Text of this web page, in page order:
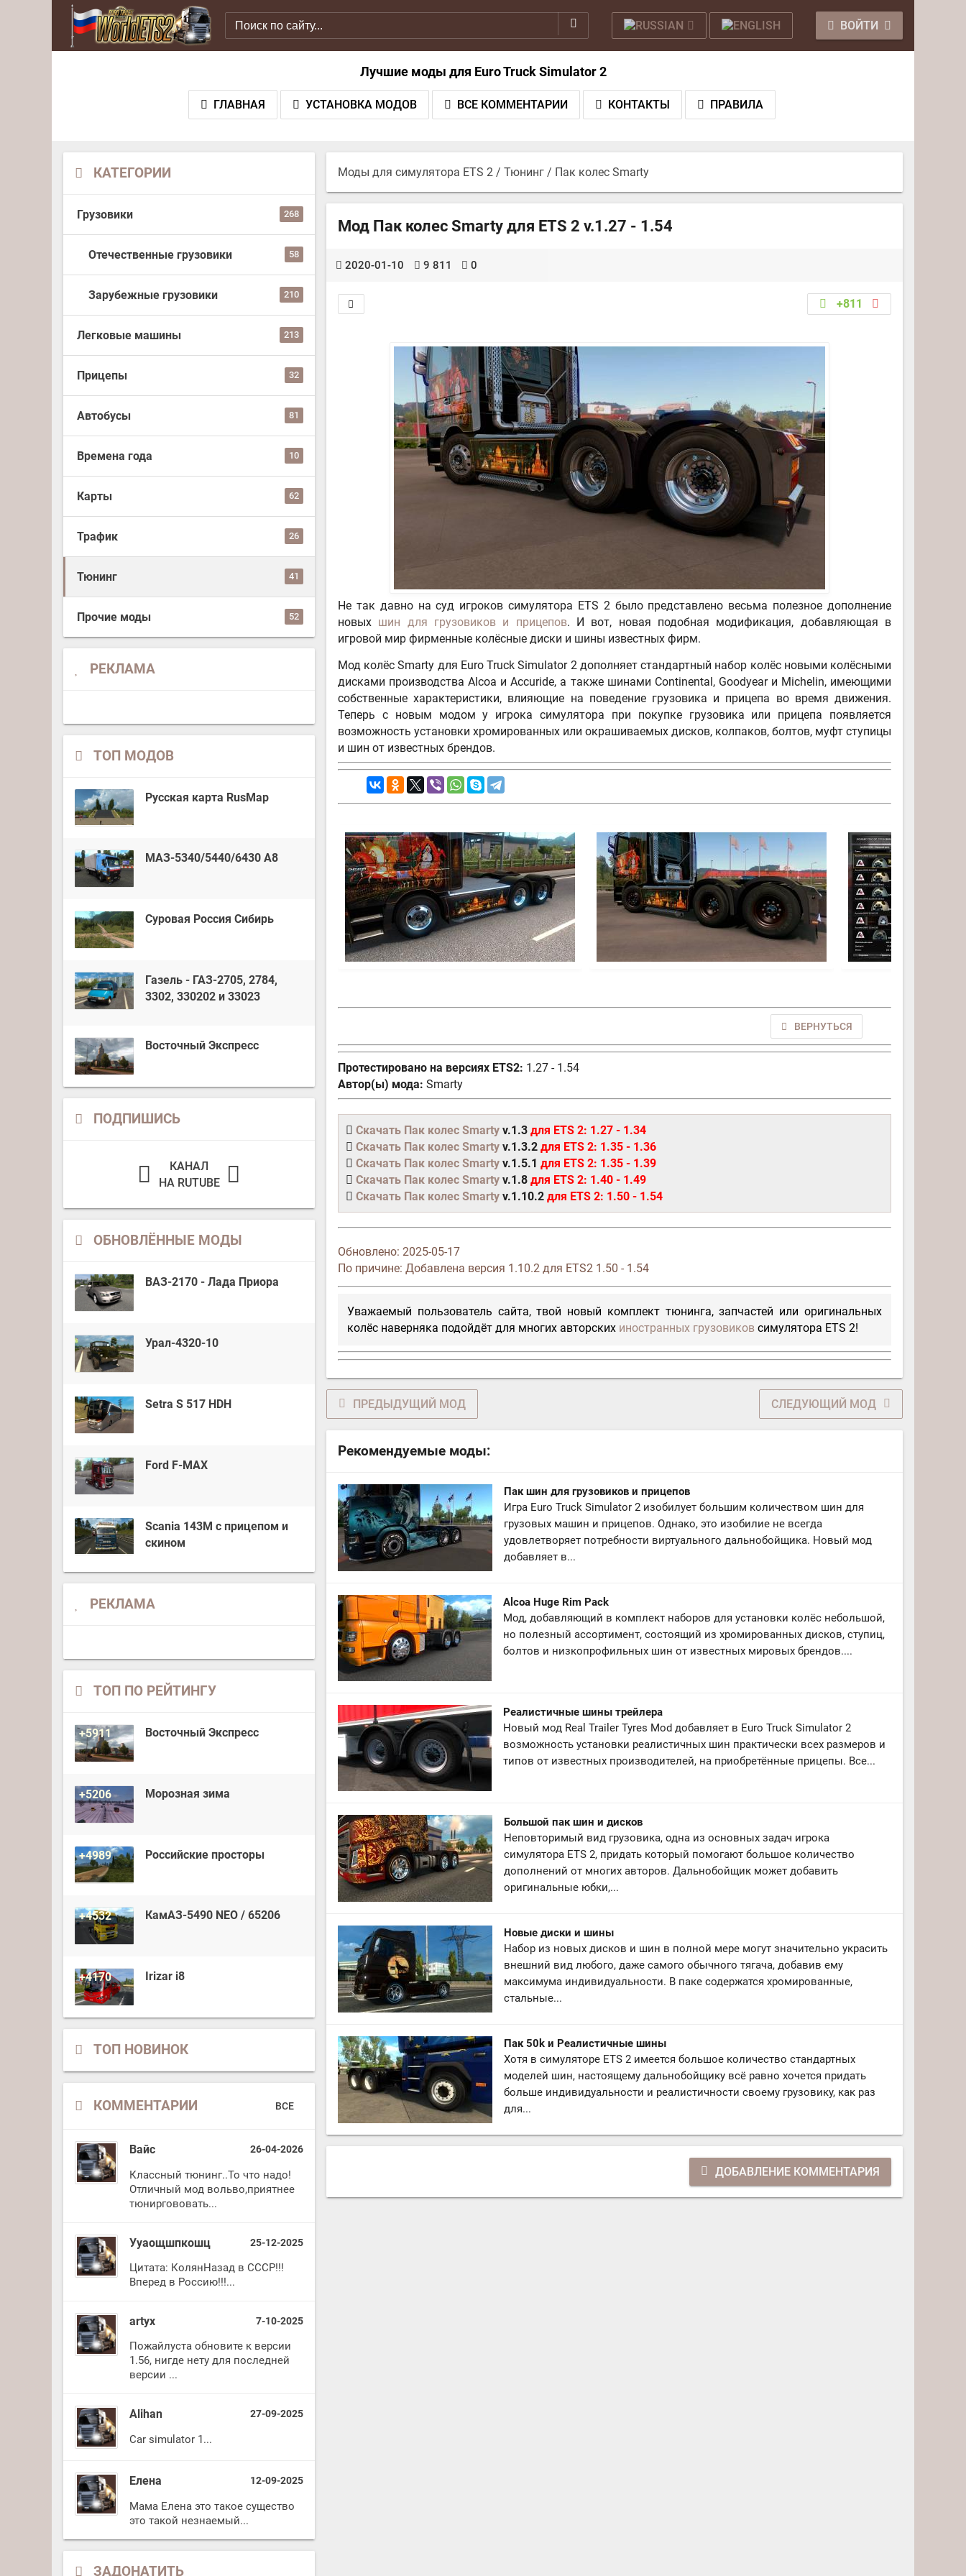
ВОЙТИ
Лучшие моды для Euro Truck Simulator 2
ГЛАВНАЯ УСТАНОВКА МОДОВ ВСЕ КОММЕНТАРИИ КОНТАКТЫ ПРАВИЛА
КАТЕГОРИИ
Грузовики 268
Отечественные грузовики 58
Зарубежные грузовики 210
Легковые машины 213
Прицепы 32
Автобусы 81
Времена года 10
Карты 62
Трафик 26
Тюнинг 41
Прочие моды 52
РЕКЛАМА
ТОП МОДОВ
Русская карта RusMap
МАЗ-5340/5440/6430 А8
Суровая Россия Сибирь
Газель - ГАЗ-2705, 2784,
3302, 330202 и 33023
Восточный Экспресс
ПОДПИШИСЬ
КАНАЛ
НА RUTUBE
ОБНОВЛЁННЫЕ МОДЫ
ВАЗ-2170 - Лада Приора
Урал-4320-10
Setra S 517 HDH
Ford F-MAX
Scania 143M с прицепом и
скином
РЕКЛАМА
ТОП ПО РЕЙТИНГУ
+5911 Восточный Экспресс
+5206 Морозная зима
+4989 Российские просторы
+4532 КамАЗ-5490 NEO / 65206
+4170 Irizar i8
ТОП НОВИНОК
КОММЕНТАРИИ ВСЕ
Вайс 26-04-2026
Классный тюнинг..То что надо!
Отличный мод вольво,приятнее
тюниргововать...
Ууаощшпкошц 25-12-2025
Цитата: КолянНазад в СССР!!!
Вперед в Россию!!!...
artyx 7-10-2025
Пожайлуста обновите к версии
1.56, нигде нету для последней
версии ...
Alihan 27-09-2025
Car simulator 1...
Елена 12-09-2025
Мама Елена это такое существо
это такой незнаемый...
ЗАДОНАТИТЬ
Моды для симулятора ETS 2 / Тюнинг / Пак колес Smarty
Мод Пак колес Smarty для ETS 2 v.1.27 - 1.54
2020-01-10 9 811 0
+811
Не так давно на суд игроков симулятора ETS 2 было представлено весьма полезное дополнение
новых шин для грузовиков и прицепов. И вот, новая подобная модификация, добавляющая в
игровой мир фирменные колёсные диски и шины известных фирм.
Мод колёс Smarty для Euro Truck Simulator 2 дополняет стандартный набор колёс новыми колёсными
дисками производства Alcoa и Accuride, а также шинами Continental, Goodyear и Michelin, имеющими
собственные характеристики, влияющие на поведение грузовика и прицепа во время движения.
Теперь с новым модом у игрока симулятора при покупке грузовика или прицепа появляется
возможность установки хромированных или окрашиваемых дисков, колпаков, болтов, муфт ступицы
и шин от известных брендов.
ВЕРНУТЬСЯ
Протестировано на версиях ETS2: 1.27 - 1.54
Автор(ы) мода: Smarty
Скачать Пак колес Smarty v.1.3 для ETS 2: 1.27 - 1.34
Скачать Пак колес Smarty v.1.3.2 для ETS 2: 1.35 - 1.36
Скачать Пак колес Smarty v.1.5.1 для ETS 2: 1.35 - 1.39
Скачать Пак колес Smarty v.1.8 для ETS 2: 1.40 - 1.49
Скачать Пак колес Smarty v.1.10.2 для ETS 2: 1.50 - 1.54
Обновлено: 2025-05-17
По причине: Добавлена версия 1.10.2 для ETS2 1.50 - 1.54
Уважаемый пользователь сайта, твой новый комплект тюнинга, запчастей или оригинальных
колёс наверняка подойдёт для многих авторских иностранных грузовиков симулятора ETS 2!
ПРЕДЫДУЩИЙ МОД СЛЕДУЮЩИЙ МОД
Рекомендуемые моды:
Пак шин для грузовиков и прицепов
Игра Euro Truck Simulator 2 изобилует большим количеством шин для
грузовых машин и прицепов. Однако, это изобилие не всегда
удовлетворяет потребности виртуального дальнобойщика. Новый мод
добавляет в...
Alcoa Huge Rim Pack
Мод, добавляющий в комплект наборов для установки колёс небольшой,
но полезный ассортимент, состоящий из хромированных дисков, ступиц,
болтов и низкопрофильных шин от известных мировых брендов....
Реалистичные шины трейлера
Новый мод Real Trailer Tyres Mod добавляет в Euro Truck Simulator 2
возможность установки реалистичных шин практически всех размеров и
типов от известных производителей, на приобретённые прицепы. Все...
Большой пак шин и дисков
Неповторимый вид грузовика, одна из основных задач игрока
симулятора ETS 2, придать который помогают большое количество
дополнений от многих авторов. Дальнобойщик может добавить
оригинальные юбки,...
Новые диски и шины
Набор из новых дисков и шин в полной мере могут значительно украсить
внешний вид любого, даже самого обычного тягача, добавив ему
максимума индивидуальности. В паке содержатся хромированные,
стальные...
Пак 50k и Реалистичные шины
Хотя в симуляторе ETS 2 имеется большое количество стандартных
моделей шин, настоящему дальнобойщику всё равно хочется придать
больше индивидуальности и реалистичности своему грузовику, как раз
для...
ДОБАВЛЕНИЕ КОММЕНТАРИЯ